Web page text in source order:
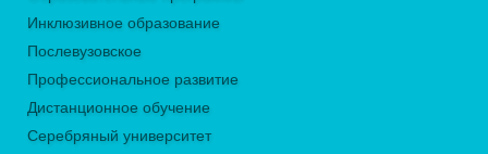
Инклюзивное образование
Послевузовское
Профессиональное развитие
Дистанционное обучение
Серебряный университет